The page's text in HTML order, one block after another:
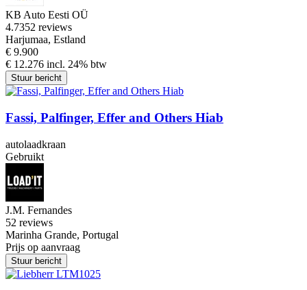
KB Auto Eesti OÜ
4.7352 reviews
Harjumaa, Estland
€ 9.900
€ 12.276 incl. 24% btw
Stuur bericht
Fassi, Palfinger, Effer and Others Hiab
autolaadkraan
Gebruikt
J.M. Fernandes
52 reviews
Marinha Grande, Portugal
Prijs op aanvraag
Stuur bericht